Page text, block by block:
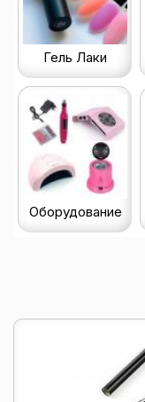
Гель Лаки
Оборудование